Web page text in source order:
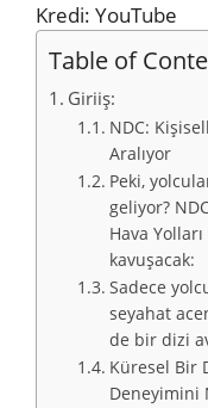
Kredi: YouTube
Table of
Giriiş:
NDC:
Aralıyor
Peki,
geliyor?
Hava
kavuşacak:
Sadece
seyahat
de bir dizi
Küresel Bir
Deneyimini